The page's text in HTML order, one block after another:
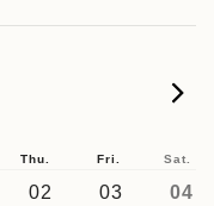
Thu. Fri. Sat.
02 03 04